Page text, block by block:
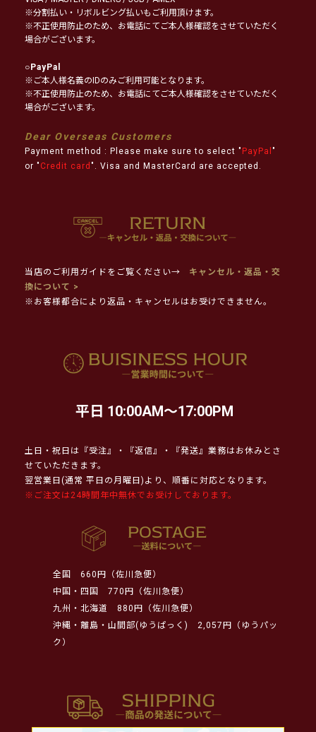
※分割払い・リボルビング払いもご利用頂けます。
※不正使用防止のため、お電話にてご本人様確認をさせていただく
場合がございます。
○PayPal
※ご本人様名義のIDのみご利用可能となります。
※不正使用防止のため、お電話にてご本人様確認をさせていただく
場合がございます。
Dear Overseas Customers
Payment method : Please make sure to select " PayPal "
or " Credit card ". Visa and MasterCard are accepted.
当店のご利用ガイドをご覧ください→
キャンセル・返品・交
換について >
※お客様都合により返品・キャンセルはお受けできません。
平日 10:00AM～17:00PM
土日・祝日は『受注』・『返信』・『発送』業務はお休みとさ
せていただきます。
翌営業日(通常 平日の月曜日)より、順番に対応となります。
※ご注文は24時間年中無休でお受けしております。
全国
660円（佐川急便）
中国・四国
770円（佐川急便）
九州・北海道
880円（佐川急便）
沖縄・離島・山間部(ゆうぱっく)
2,057円（ゆうパッ
ク）